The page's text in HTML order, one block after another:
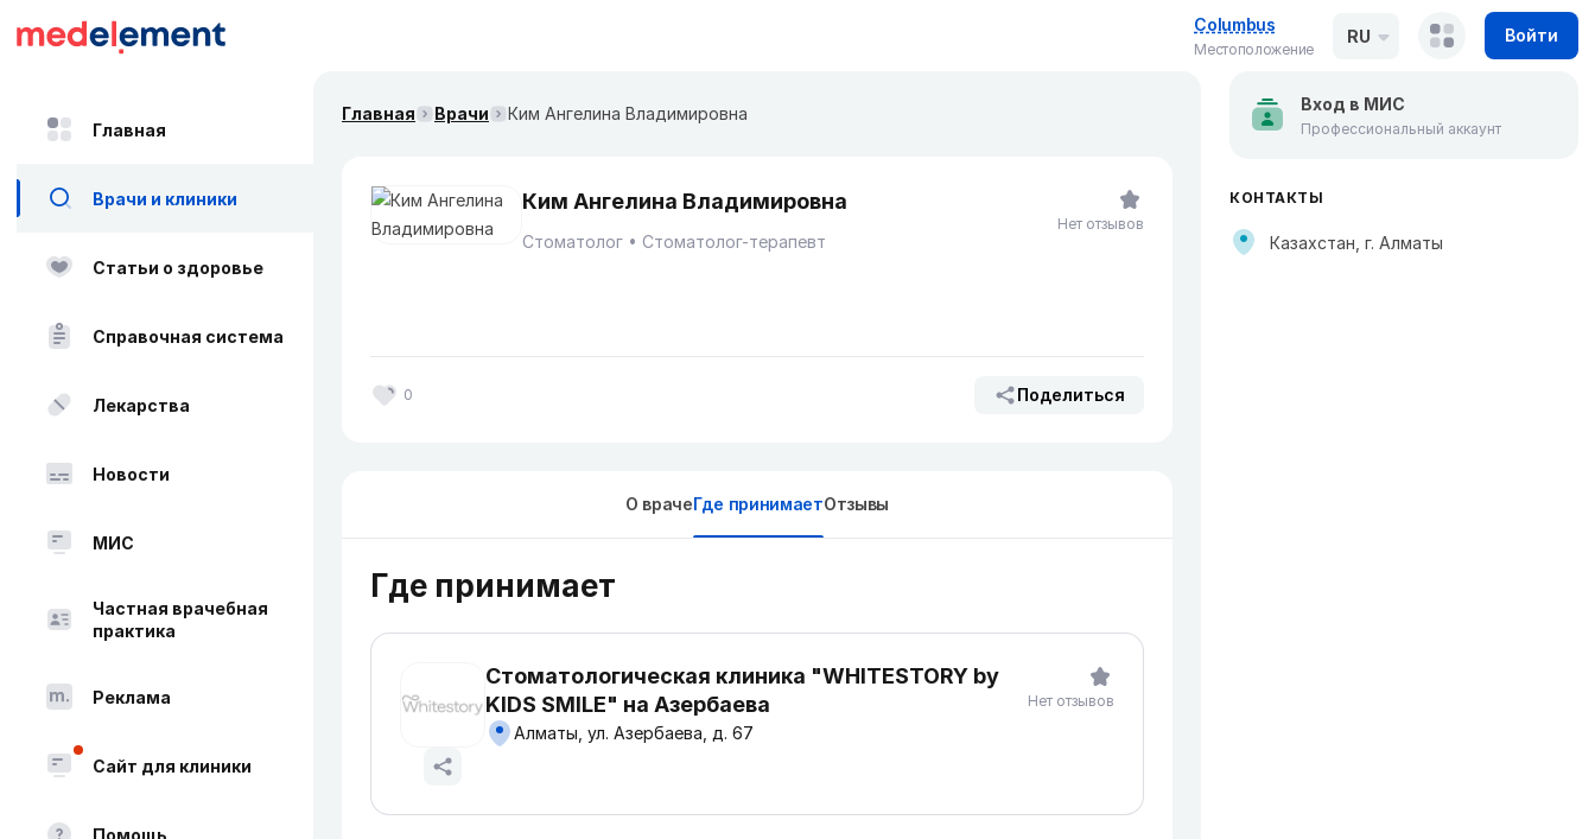
Columbus
Местоположение
RU Войти
Главная
Врачи и клиники
Статьи о здоровье
Справочная система
Лекарства
Новости
МИС
Частная врачебная
практика
Реклама
Сайт для клиники
Помощь
Главная Врачи Ким Ангелина Владимировна
Ким Ангелина Владимировна
Стоматолог Стоматолог-терапевт
0 Поделиться
Нет отзывов
О врачеГде принимаетОтзывы
Где принимает
Стоматологическая клиника "WHITESTORY by
KIDS SMILE" на Азербаева
Алматы, ул. Азербаева, д. 67
Нет отзывов
Вход в МИС
Профессиональный аккаунт
КОНТАКТЫ
Казахстан, г. Алматы